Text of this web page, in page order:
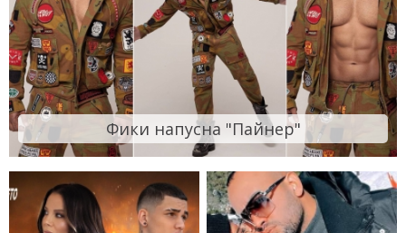
Фики напусна "Пайнер"